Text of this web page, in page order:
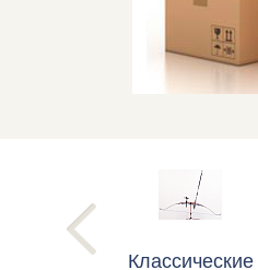
Классические